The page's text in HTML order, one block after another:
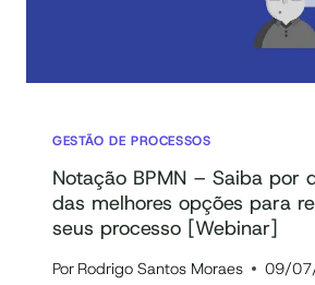
GESTÃO DE PROCESSOS
Notação BPMN – Saiba por
das melhores opções para
seus processo [Webinar]
Por Rodrigo Santos Moraes 09/